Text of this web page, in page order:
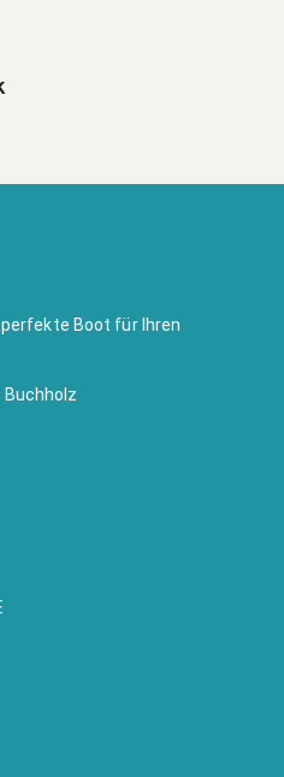
Boot für Ihren
Buchholz